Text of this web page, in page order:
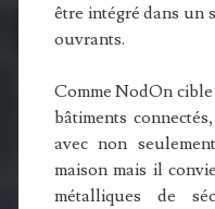
être intégré dans un
ouvrants.
Comme NodOn
bâtiments
avec non
maison mais il
métalliques de